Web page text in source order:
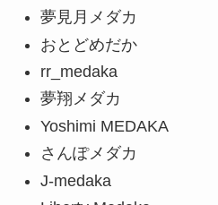
夢見月メダカ
おとどめだか
rr_medaka
夢翔メダカ
Yoshimi MEDAKA
さんぽメダカ
J-medaka